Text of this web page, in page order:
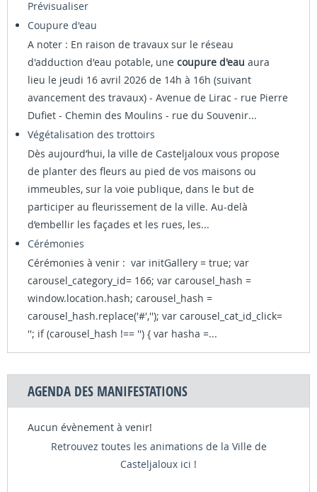
Prévisualiser
Coupure d'eau
A noter : En raison de travaux sur le réseau
d'adduction d'eau potable, une coupure d'eau aura
lieu le jeudi 16 avril 2026 de 14h à 16h (suivant
avancement des travaux) - Avenue de Lirac - rue Pierre
Dufiet - Chemin des Moulins - rue du Souvenir...
Végétalisation des trottoirs
Dès aujourd’hui, la ville de Casteljaloux vous propose
de planter des fleurs au pied de vos maisons ou
immeubles, sur la voie publique, dans le but de
participer au fleurissement de la ville. Au-delà
d’embellir les façades et les rues, les...
Cérémonies
Cérémonies à venir : var initGallery = true; var
carousel_category_id= 166; var carousel_hash =
window.location.hash; carousel_hash =
carousel_hash.replace('#',''); var carousel_cat_id_click=
''; if (carousel_hash !== '') { var hasha =...
AGENDA DES MANIFESTATIONS
Aucun évènement à venir!
Retrouvez toutes les animations de la Ville de
Casteljaloux ici !